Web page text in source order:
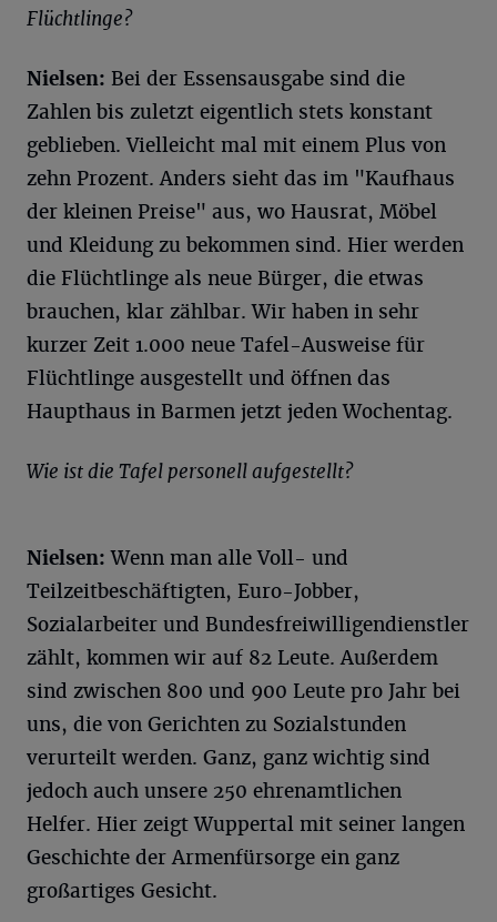
Flüchtlinge?
Nielsen: Bei der Essensausgabe sind die
Zahlen bis zuletzt eigentlich stets konstant
geblieben. Vielleicht mal mit einem Plus von
zehn Prozent. Anders sieht das im "Kaufhaus
der kleinen Preise" aus, wo Hausrat, Möbel
und Kleidung zu bekommen sind. Hier werden
die Flüchtlinge als neue Bürger, die etwas
brauchen, klar zählbar. Wir haben in sehr
kurzer Zeit 1.000 neue Tafel-Ausweise für
Flüchtlinge ausgestellt und öffnen das
Haupthaus in Barmen jetzt jeden Wochentag.
Wie ist die Tafel personell aufgestellt?
Nielsen: Wenn man alle Voll- und
Teilzeitbeschäftigten, Euro-Jobber,
Sozialarbeiter und Bundesfreiwilligendienstler
zählt, kommen wir auf 82 Leute. Außerdem
sind zwischen 800 und 900 Leute pro Jahr bei
uns, die von Gerichten zu Sozialstunden
verurteilt werden. Ganz, ganz wichtig sind
jedoch auch unsere 250 ehrenamtlichen
Helfer. Hier zeigt Wuppertal mit seiner langen
Geschichte der Armenfürsorge ein ganz
großartiges Gesicht.